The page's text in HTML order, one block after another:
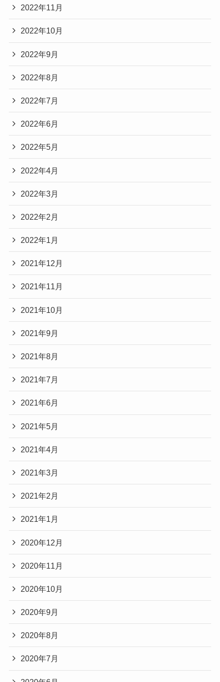
2022年11月
2022年10月
2022年9月
2022年8月
2022年7月
2022年6月
2022年5月
2022年4月
2022年3月
2022年2月
2022年1月
2021年12月
2021年11月
2021年10月
2021年9月
2021年8月
2021年7月
2021年6月
2021年5月
2021年4月
2021年3月
2021年2月
2021年1月
2020年12月
2020年11月
2020年10月
2020年9月
2020年8月
2020年7月